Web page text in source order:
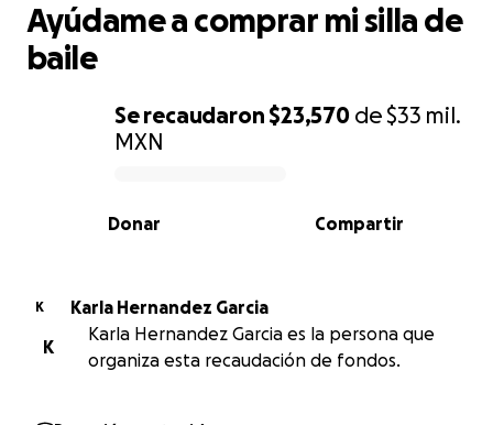
Se recaudaron $23,570 de$33 mil.
MXN
Compartir
Donar
Ayúdame a comprar mi silla de
baile
K
Karla Hernandez Garcia
K
Karla Hernandez Garcia es la persona que
organiza esta recaudación de fondos.